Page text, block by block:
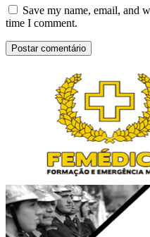
Save my name, email, and
time I comment.